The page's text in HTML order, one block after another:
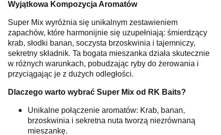
Wyjątkowa Kompozycja Aromatów
Super Mix wyróżnia się unikalnym zestawieniem
zapachów, które harmonijnie się uzupełniają: śmierdzący
krab, słodki banan, soczysta brzoskwinia i tajemniczy,
sekretny składnik. Ta bogata mieszanka działa skutecznie
w różnych warunkach, pobudzając ryby do żerowania i
przyciągając je z dużych odległości.
Dlaczego warto wybrać Super Mix od RK Baits?
Unikalne połączenie aromatów: Krab, banan,
brzoskwinia i sekretna nuta tworzą niezrównaną
mieszankę.